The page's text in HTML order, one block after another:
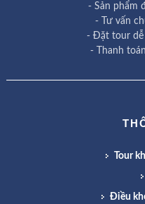
- Sản phẩm
- Tư vấn
- Đặt tour dễ
- Thanh
Tour
Điều